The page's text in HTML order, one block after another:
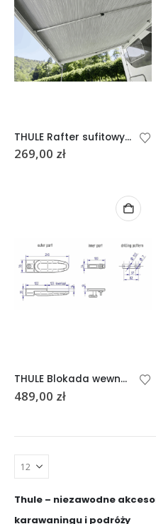
THULE Rafter sufitowy 2,5m
269,00 zł
THULE Blokada wewnętrzna LOCK
489,00 zł
Thule – niezawodne
karawaningu i podróży